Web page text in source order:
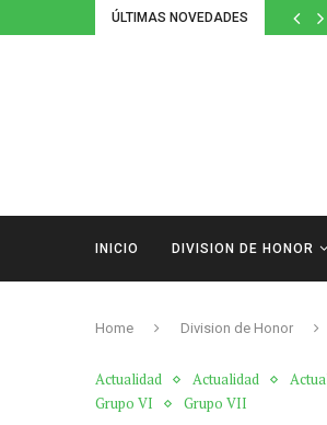
ÚLTIMAS NOVEDADES
INICIO DIVISION DE HONOR
Home Division de Honor
Actualidad Actualidad
Grupo VI
Grupo VII